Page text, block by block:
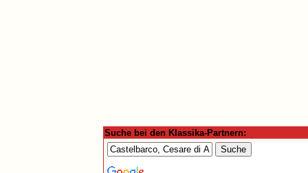
Suche bei den Klassika-Partnern: